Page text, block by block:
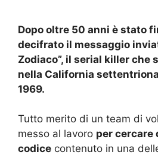
Dopo oltre 50 anni è stato
decifrato il messaggio
Zodiaco”, il serial killer che
nella California
1969.
Tutto merito di un team di
messo al lavoro per cercare
codice contenuto in una